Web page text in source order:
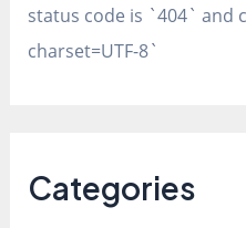
status code is `404` and
charset=UTF-8`
Categories